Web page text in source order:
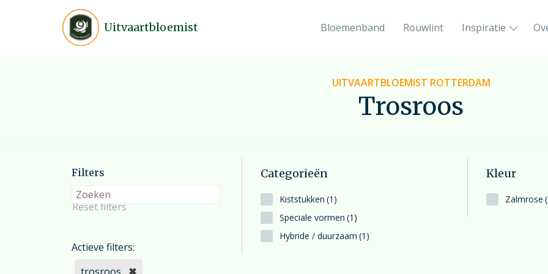
Uitvaartbloemist Bloemenband Rouwlint Inspiratie
Sport en bloemen gaan hand in hand
UITVAARTBLOEMIST ROTTERDAM
Trosroos
Filters
Reset filters
Categorieën
Kiststukken (1)
Speciale vormen (1)
Hybride / duurzaam (1)
Kleur
Zalmrose
Actieve filters: